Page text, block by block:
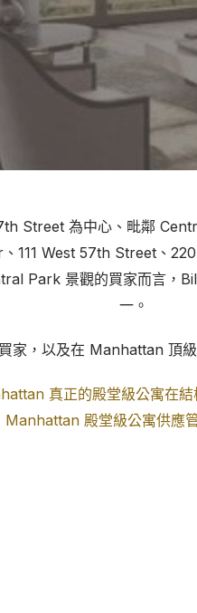
Street 為中心、毗鄰
111 West 57th Street、
Park 景觀的買家而言，
一。
家，以及在 Manhattan 頂
真正的殿堂級公寓在結
Manhattan 殿堂級公寓供應